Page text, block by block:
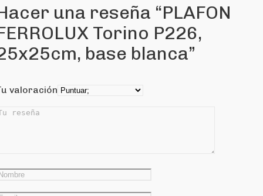
una reseña “PLAFON
Torino P226,
base blanca”
valoración